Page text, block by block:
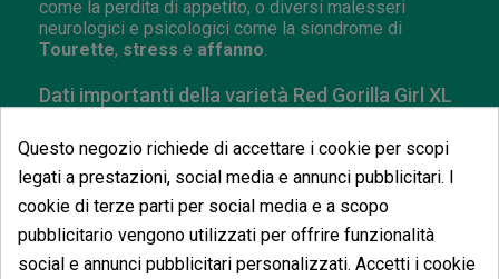
come la perdita di appetito, o diversi malesseri
neurologici e psicologici come la siondrome di
Tourette, stress e affanno
Dati importanti della varietà Red Gorilla Girl XL
Sativa/Indica
: 45/55%.
Fioritura: 8-9 settimane dalla germinazione.
Altezza : 0,6-1,2 m indoor e outdoor.
Questo negozio richiede di accettare i cookie per scopi
legati a prestazioni, social media e annunci pubblicitari. I
cookie di terze parti per social media e a scopo
pubblicitario vengono utilizzati per offrire funzionalità
social e annunci pubblicitari personalizzati. Accetti i cookie